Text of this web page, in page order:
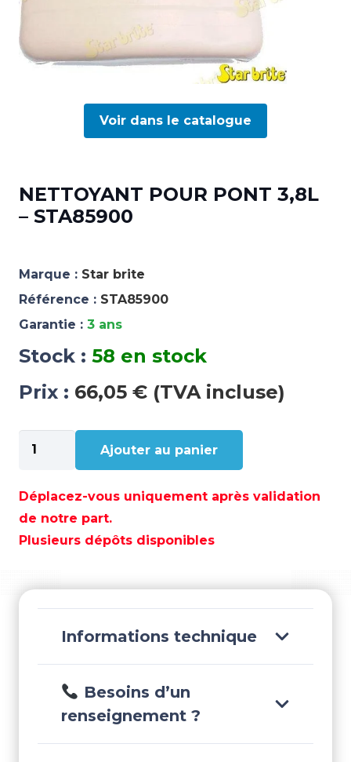
Voir dans le catalogue
NETTOYANT POUR PONT 3,8L
– STA85900
Marque : Star brite
Référence : STA85900
Garantie : 3 ans
Stock : 58 en stock
Prix : 66,05 € (TVA incluse)
quantité
de
POUR
PONT
3,8L
Ajouter au panier
Déplacez-vous uniquement après validation
de notre part.
Plusieurs dépôts disponibles
Informations technique
Besoins d’un
renseignement ?